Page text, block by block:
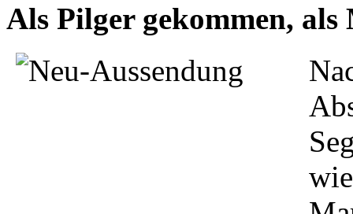
Als Pilger gekommen, als